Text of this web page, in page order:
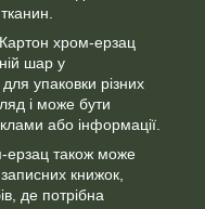
хром-ерзац
шар у
упаковки різних
і може бути
або інформації.
ерзац також може
книжок,
де потрібна